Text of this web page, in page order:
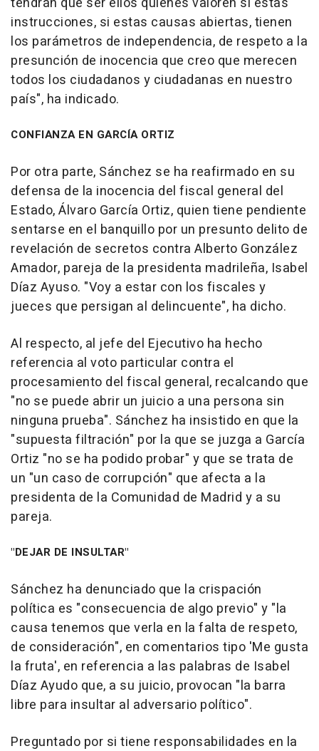
instrucciones, si estas causas abiertas, tienen
los parámetros de independencia, de respeto a la
presunción de inocencia que creo que merecen
todos los ciudadanos y ciudadanas en nuestro
país", ha indicado.
CONFIANZA EN GARCÍA ORTIZ
Por otra parte, Sánchez se ha reafirmado en su
defensa de la inocencia del fiscal general del
Estado, Álvaro García Ortiz, quien tiene pendiente
sentarse en el banquillo por un presunto delito de
revelación de secretos contra Alberto González
Amador, pareja de la presidenta madrileña, Isabel
Díaz Ayuso. "Voy a estar con los fiscales y
jueces que persigan al delincuente", ha dicho.
Al respecto, al jefe del Ejecutivo ha hecho
referencia al voto particular contra el
procesamiento del fiscal general, recalcando que
"no se puede abrir un juicio a una persona sin
ninguna prueba". Sánchez ha insistido en que la
"supuesta filtración" por la que se juzga a García
Ortiz "no se ha podido probar" y que se trata de
un "un caso de corrupción" que afecta a la
presidenta de la Comunidad de Madrid y a su
pareja.
"DEJAR DE INSULTAR"
Sánchez ha denunciado que la crispación
política es "consecuencia de algo previo" y "la
causa tenemos que verla en la falta de respeto,
de consideración", en comentarios tipo 'Me gusta
la fruta', en referencia a las palabras de Isabel
Díaz Ayudo que, a su juicio, provocan "la barra
libre para insultar al adversario político".
Preguntado por si tiene responsabilidades en la